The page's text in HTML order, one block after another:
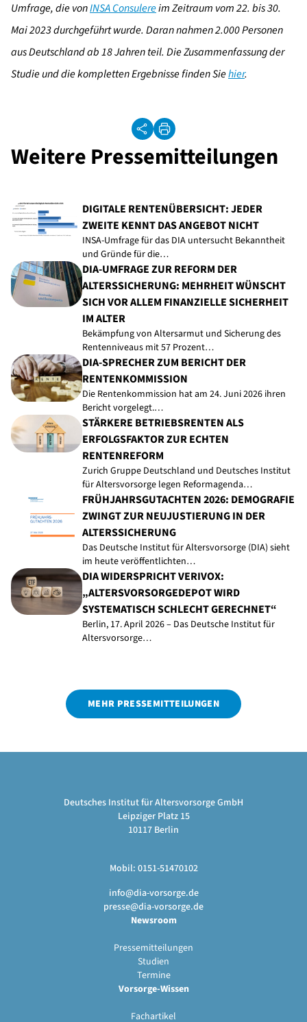
Umfrage, die vonINSA Consulereim Zeitraum vom 22. bis 30.
Mai 2023 durchgeführt wurde. Daran nahmen 2.000 Personen
aus Deutschland ab 18 Jahren teil. Die Zusammenfassung der
Studie und die kompletten Ergebnisse finden Siehier.
Weitere Pressemitteilungen
DIGITALE RENTENÜBERSICHT: JEDER
ZWEITE KENNT DAS ANGEBOT NICHT
INSA-Umfrage für das DIA untersucht Bekanntheit
und Gründe für die…
DIA-UMFRAGE ZUR REFORM DER
ALTERSSICHERUNG: MEHRHEIT WÜNSCHT
SICH VOR ALLEM FINANZIELLE SICHERHEIT
IM ALTER
Bekämpfung von Altersarmut und Sicherung des
Rentenniveaus mit 57 Prozent…
DIA-SPRECHER ZUM BERICHT DER
RENTENKOMMISSION
Die Rentenkommission hat am 24. Juni 2026 ihren
Bericht vorgelegt.…
STÄRKERE BETRIEBSRENTEN ALS
ERFOLGSFAKTOR ZUR ECHTEN
RENTENREFORM
Zurich Gruppe Deutschland und Deutsches Institut
für Altersvorsorge legen Reformagenda…
FRÜHJAHRSGUTACHTEN 2026: DEMOGRAFIE
ZWINGT ZUR NEUJUSTIERUNG IN DER
ALTERSSICHERUNG
Das Deutsche Institut für Altersvorsorge (DIA) sieht
im heute veröffentlichten…
DIA WIDERSPRICHT VERIVOX:
„ALTERSVORSORGEDEPOT WIRD
SYSTEMATISCH SCHLECHT GERECHNET“
Berlin, 17. April 2026 – Das Deutsche Institut für
Altersvorsorge…
MEHR PRESSEMITTEILUNGEN
Deutsches Institut für Altersvorsorge GmbH
Leipziger Platz 15
10117 Berlin
Mobil: 0151-51470102
info@dia-vorsorge.de
presse@dia-vorsorge.de
Newsroom
Pressemitteilungen
Studien
Termine
Vorsorge-Wissen
Fachartikel